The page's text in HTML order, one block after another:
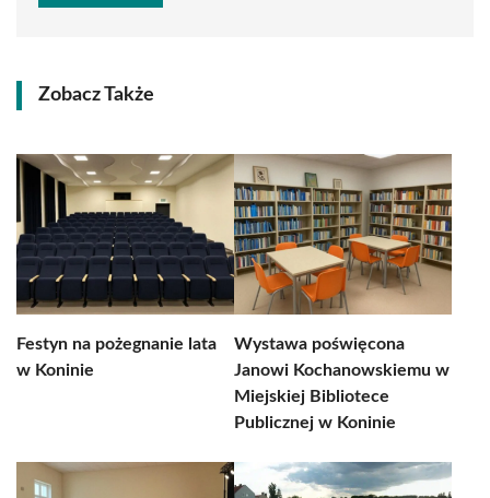
Zobacz Także
Festyn na pożegnanie lata
w Koninie
Wystawa poświęcona
Janowi Kochanowskiemu w
Miejskiej Bibliotece
Publicznej w Koninie